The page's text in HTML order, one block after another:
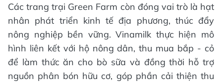
Các trang trại Green Farm còn đóng vai trò là hạt
nhân phát triển kinh tế địa phương, thúc đẩy
nông nghiệp bền vững. Vinamilk thực hiện mô
hình liên kết với hộ nông dân, thu mua bắp - cỏ
để làm thức ăn cho bò sữa và đồng thời hỗ trợ
nguồn phân bón hữu cơ, góp phần cải thiện thu